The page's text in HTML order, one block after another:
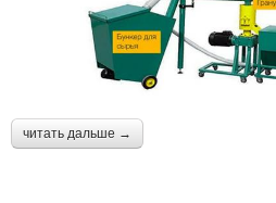
читать дальше →